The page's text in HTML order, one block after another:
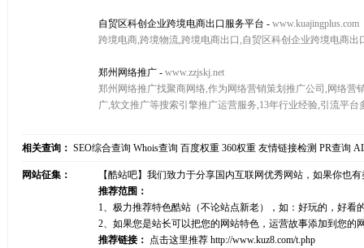
自贸区科创企业跨境电商出口服务平台 - www.kuajingplus.com
跨境电商,跨境物流,跨境电商出口,自贸区科创企业跨境电商出
郑州网络推广 - www.zzjskj.net
郑州网络推广找聚商网络,作为网络营销策划推广公司,网络营
广,软文推广等搜索引擎推广运营服务,13年行业经验,引流平
相关查询： SEO综合查询 Whois查询 百度权重 360权重 友情链接检测 PR查询
网站征集：
【酷站吧】我们致力于分享国内互联网优秀网站，如果你也
推荐范围：
1、极力推荐特色酷站（不论站点新老），如：好玩的，好
2、如果您是站长可以把您的网站特色，运营故事添加到您
推荐链接： 点击这里推荐 http://www.kuz8.com/t.php